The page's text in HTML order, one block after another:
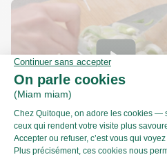
Comment émincer un poireau